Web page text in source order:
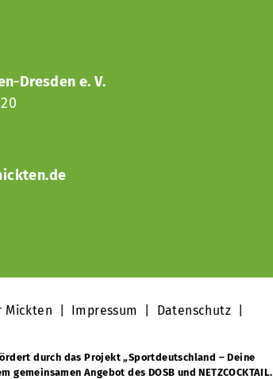
Dresden e. V.
Mickten | Impressum Datenschutz
durch das Projekt„Sportdeutschland – Deine
gemeinsamen Angebot des DOSB und NETZCOCKTAIL.